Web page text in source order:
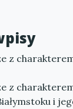
z
z
i